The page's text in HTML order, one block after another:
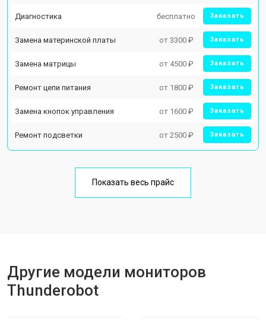
Диагностика бесплатно Заказать
Замена материнской платы от 3300 ₽ Заказать
Замена матрицы от 4500 ₽ Заказать
Ремонт цепи питания от 1800 ₽ Заказать
Замена кнопок управления от 1600 ₽ Заказать
Ремонт подсветки от 2500 ₽ Заказать
Показать весь прайс
Другие модели мониторов
Thunderobot